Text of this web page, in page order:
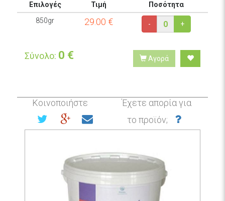
Επιλογές Τιμή
Ποσότητα
850gr
29.00 € - +
Σύνολο: 0 € Αγορά
Κοινοποιήστε
Έχετε απορία για
το προϊόν;